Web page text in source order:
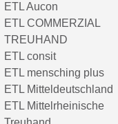
ETL Aucon
ETL COMMERZIAL
TREUHAND
ETL consit
ETL mensching plus
ETL Mitteldeutschland
ETL Mittelrheinische